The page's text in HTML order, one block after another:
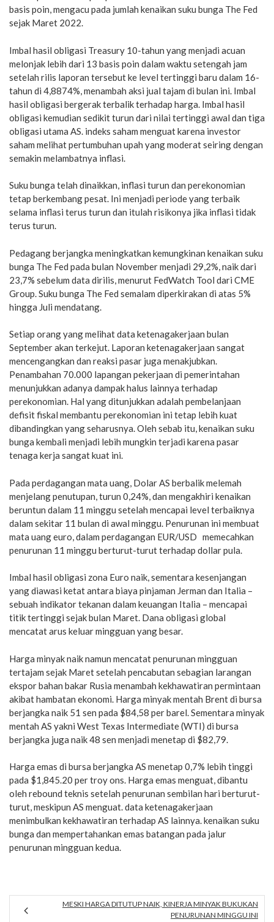
basis poin, mengacu pada jumlah kenaikan suku bunga The Fed
sejak Maret 2022.
Imbal hasil obligasi Treasury 10-tahun yang menjadi acuan
melonjak lebih dari 13 basis poin dalam waktu setengah jam
setelah rilis laporan tersebut ke level tertinggi baru dalam 16-
tahun di 4,8874%, menambah aksi jual tajam di bulan ini. Imbal
hasil obligasi bergerak terbalik terhadap harga. Imbal hasil
obligasi kemudian sedikit turun dari nilai tertinggi awal dan tiga
obligasi utama AS. indeks saham menguat karena investor
saham melihat pertumbuhan upah yang moderat seiring dengan
semakin melambatnya inflasi.
Suku bunga telah dinaikkan, inflasi turun dan perekonomian
tetap berkembang pesat. Ini menjadi periode yang terbaik
selama inflasi terus turun dan itulah risikonya jika inflasi tidak
terus turun.
Pedagang berjangka meningkatkan kemungkinan kenaikan suku
bunga The Fed pada bulan November menjadi 29,2%, naik dari
23,7% sebelum data dirilis, menurut FedWatch Tool dari CME
Group. Suku bunga The Fed semalam diperkirakan di atas 5%
hingga Juli mendatang.
Setiap orang yang melihat data ketenagakerjaan bulan
September akan terkejut. Laporan ketenagakerjaan sangat
mencengangkan dan reaksi pasar juga menakjubkan.
Penambahan 70.000 lapangan pekerjaan di pemerintahan
menunjukkan adanya dampak halus lainnya terhadap
perekonomian. Hal yang ditunjukkan adalah pembelanjaan
defisit fiskal membantu perekonomian ini tetap lebih kuat
dibandingkan yang seharusnya. Oleh sebab itu, kenaikan suku
bunga kembali menjadi lebih mungkin terjadi karena pasar
tenaga kerja sangat kuat ini.
Pada perdagangan mata uang, Dolar AS berbalik melemah
menjelang penutupan, turun 0,24%, dan mengakhiri kenaikan
beruntun dalam 11 minggu setelah mencapai level terbaiknya
dalam sekitar 11 bulan di awal minggu. Penurunan ini membuat
mata uang euro, dalam perdagangan EUR/USD memecahkan
penurunan 11 minggu berturut-turut terhadap dollar pula.
Imbal hasil obligasi zona Euro naik, sementara kesenjangan
yang diawasi ketat antara biaya pinjaman Jerman dan Italia –
sebuah indikator tekanan dalam keuangan Italia – mencapai
titik tertinggi sejak bulan Maret. Dana obligasi global
mencatat arus keluar mingguan yang besar.
Harga minyak naik namun mencatat penurunan mingguan
tertajam sejak Maret setelah pencabutan sebagian larangan
ekspor bahan bakar Rusia menambah kekhawatiran permintaan
akibat hambatan ekonomi. Harga minyak mentah Brent di bursa
berjangka naik 51 sen pada $84,58 per barel. Sementara minyak
mentah AS yakni West Texas Intermediate (WTI) di bursa
berjangka juga naik 48 sen menjadi menetap di $82,79.
Harga emas di bursa berjangka AS menetap 0,7% lebih tinggi
pada $1,845.20 per troy ons. Harga emas menguat, dibantu
oleh rebound teknis setelah penurunan sembilan hari berturut-
turut, meskipun AS menguat. data ketenagakerjaan
menimbulkan kekhawatiran terhadap AS lainnya. kenaikan suku
bunga dan mempertahankan emas batangan pada jalur
penurunan mingguan kedua.
MESKI HARGA DITUTUP NAIK, KINERJA MINYAK BUKUKAN
PENURUNAN MINGGU INI